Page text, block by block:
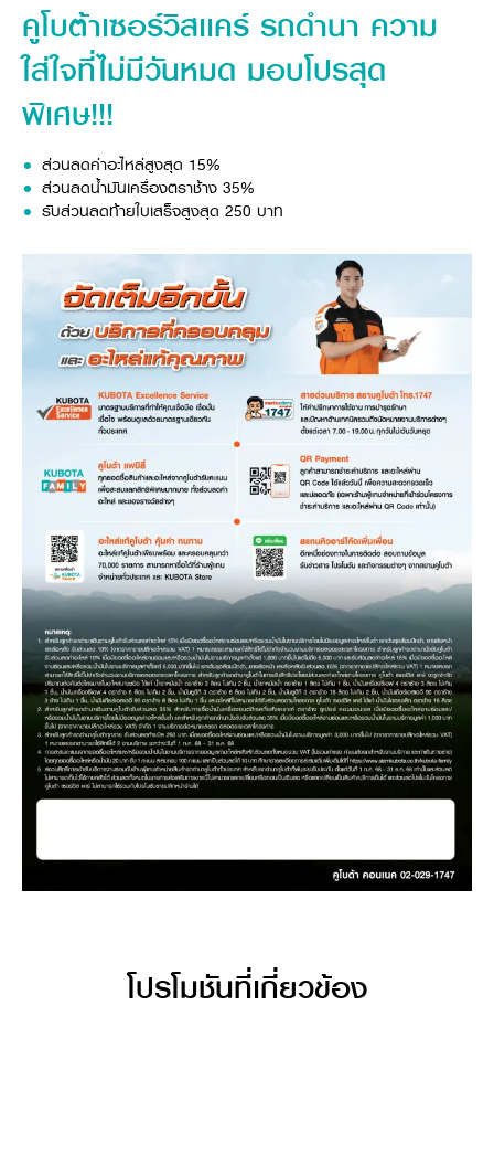
คูโบต้าเซอร์วิสเเคร์ รถดำนา ความ
ใส่ใจที่ไม่มีวันหมด มอบโปรสุด
พิเศษ!!!
ส่วนลดค่าอะไหล่สูงสุด 15%
ส่วนลดน้ำมันเครื่องตราช้าง 35%
รับส่วนลดท้ายใบเสร็จสูงสุด 250 บาท
โปรโมชันที่เกี่ยวข้อง